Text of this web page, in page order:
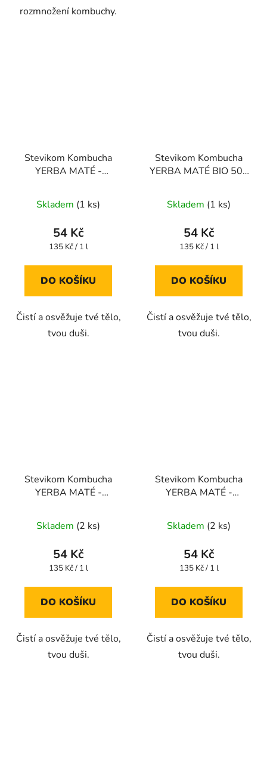
rozmnožení kombuchy.
Stevikom Kombucha
YERBA MATÉ -
Skladem (1 ks)
54 Kč
Měrná
135 Kč / 1 l
DO KOŠÍKU
Čistí a osvěžuje tvé tělo,
tvou duši.
Stevikom Kombucha
YERBA MATÉ BIO 500
Skladem (1 ks)
54 Kč
Měrná
135 Kč / 1 l
DO KOŠÍKU
Čistí a osvěžuje tvé tělo,
tvou duši.
Stevikom Kombucha
YERBA MATÉ -
Skladem (2 ks)
54 Kč
Měrná
135 Kč / 1 l
DO KOŠÍKU
Čistí a osvěžuje tvé tělo,
tvou duši.
Stevikom Kombucha
YERBA MATÉ -
Skladem (2 ks)
54 Kč
Měrná
135 Kč / 1 l
DO KOŠÍKU
Čistí a osvěžuje tvé tělo,
tvou duši.